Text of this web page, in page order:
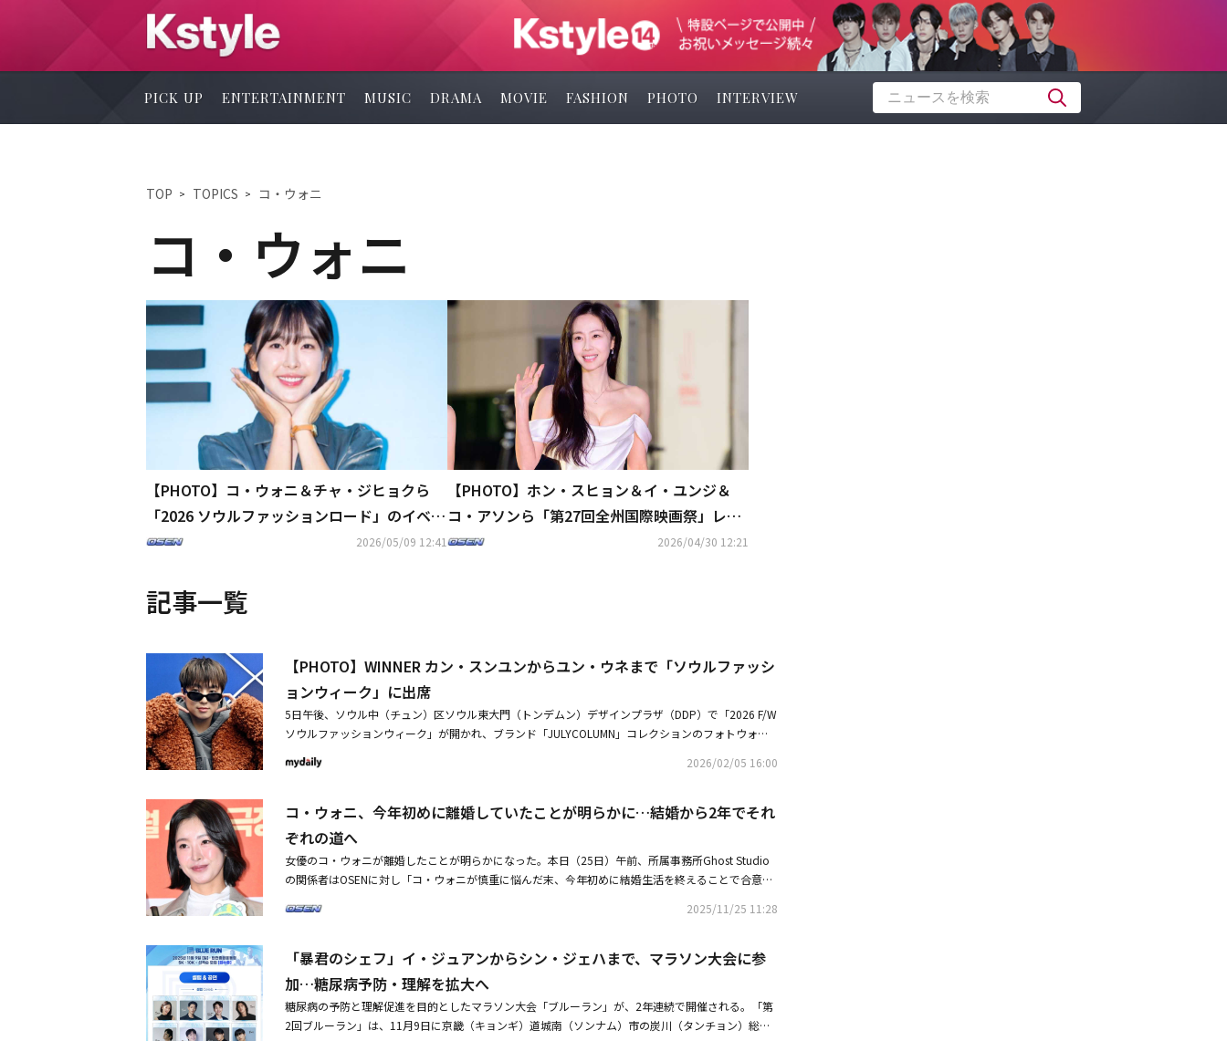
PICK UP ENTERTAINMENT MUSIC DRAMA MOVIE FASHION PHOTO INTERVIEW
TOP TOPICS コ・ウォニ
コ・ウォニ
【PHOTO】コ・ウォニ＆チャ・ジヒョクら
「2026 ソウルファッションロード」のイベン
トに出席
2026/05/09 12:41
【PHOTO】ホン・スヒョン＆イ・ユンジ＆
コ・アソンら「第27回全州国際映画祭」レッ
ドカーペットに登場
2026/04/30 12:21
記事一覧
【PHOTO】WINNER カン・スンユンからユン・ウネまで「ソウルファッシ
ョンウィーク」に出席
5日午後、ソウル中（チュン）区ソウル東大門（トンデムン）デザインプラザ（DDP）で「2026 F/W
ソウルファッションウィーク」が開かれ、ブランド「JULYCOLUMN」コレクションのフォトウォー
イ・ヨンウン、シム・ソヨンが登場した。・WINNER カン・スンユン、日本初ソロコンサートの詳細
ヒープリンス1号店」の裏話明かす
2026/02/05 16:00
コ・ウォニ、今年初めに離婚していたことが明らかに…結婚から2年でそれ
ぞれの道へ
女優のコ・ウォニが離婚したことが明らかになった。本日（25日）午前、所属事務所Ghost Studio
の関係者はOSENに対し「コ・ウォニが慎重に悩んだ末、今年初めに結婚生活を終えることで合意し
め、憶測の報道や虚偽事実の流布などは自制していただくよう丁重にお願いする」とし、「コ・ウォ
をお願いする」と伝えた。コ・ウォニは、2010年に広告を通じて芸能界デビュー。その後、「花た
ちの戦い～宮廷残酷史～」「星になって輝く」「最強配達人～夢見るカップル～」「ウラチャチャワ
イキキ」「コッパダン～恋する仲人～」「オーケー、グァン姉妹」「その恋、断固お断りします」
「キング・ザ・ランド」など多数のドラマで活躍した。彼女は2022年10月、年上の実業家と結婚。
結婚式後、婚姻届を提出していない状態であり、結婚から2年でそれぞれの道を歩むことになった。
2025/11/25 11:28
「暴君のシェフ」イ・ジュアンからシン・ジェハまで、マラソン大会に参
加…糖尿病予防・理解を拡大へ
糖尿病の予防と理解促進を目的としたマラソン大会「ブルーラン」が、2年連続で開催される。「第
2回ブルーラン」は、11月9日に京畿（キョンギ）道城南（ソンナム）市の炭川（タンチョン）総合